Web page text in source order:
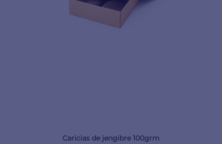
Caricias de jengibre 100grm